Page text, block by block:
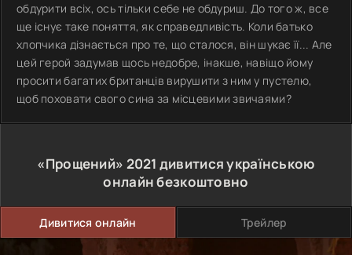
обдурити всіх, ось тільки себе не обдуриш. До того ж, все
ще існує таке поняття, як справедливість. Коли батько
хлопчика дізнається про те, що сталося, він шукає її... Але
цей герой задумав щось недобре, інакше, навіщо йому
просити багатих британців вирушити з ним у пустелю,
щоб поховати свого сина за місцевими звичаями?
«Прощений» 2021 дивитися українською
онлайн безкоштовно
Дивитися онлайн Трейлер